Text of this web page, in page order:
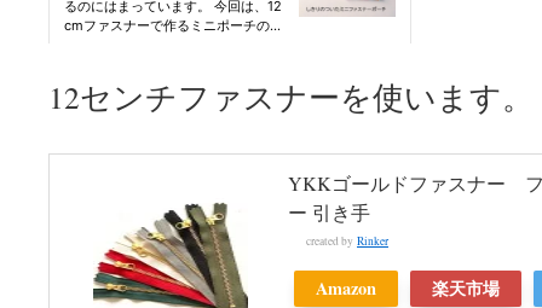
12センチファスナーを使います。
YKKゴールドファスナー
ー 引き手
created by Rinker
Amazon
楽天市場